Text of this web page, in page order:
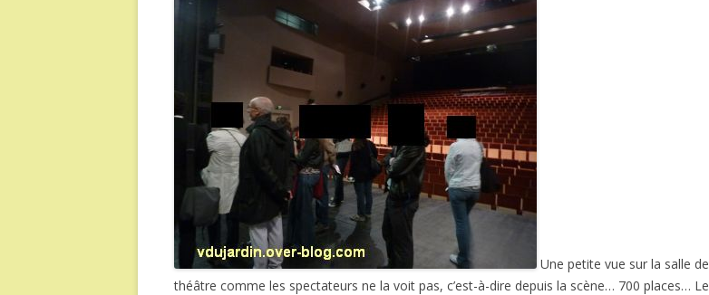
Une petite vue sur la salle de
théâtre comme les spectateurs ne la voit pas, c’est-à-dire depuis la scène… 700 places… Le